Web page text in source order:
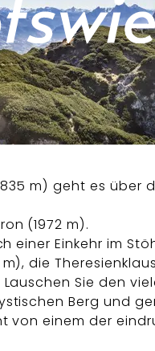
m) geht es über
(1972 m).
einer Einkehr im
die
Sie den
Berg und
von einem der